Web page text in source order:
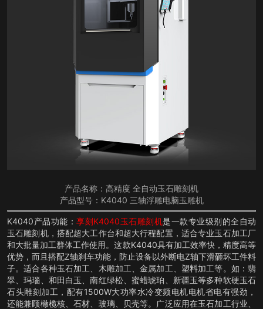
产品名称：高精度 全自动玉石雕刻机
产品型号：K4040 三轴浮雕电脑玉雕机
K4040产品功能： 享刻K4040玉石雕刻机是一款专业级别的全自动
玉石雕刻机，搭配超大工作台和超大行程配置，适合专业玉石加工厂
和大批量加工群体工作使用。这款K4040具有加工效率快，精度高等
优势，而且搭配Z轴刹车功能，防止设备以外断电Z轴下滑砸坏工件料
子。适合各种玉石加工、木雕加工、金属加工、塑料加工等。如：翡
翠、玛瑙、和田白玉、南红绿松、蜜蜡琥珀、新疆玉等多种软硬玉石
石头雕刻加工，配有1500W大功率水冷变频电机电机省电有强劲，
还能兼顾橄榄核、石材、玻璃、贝壳等。广泛应用在玉石加工行业、